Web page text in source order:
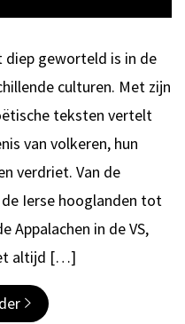
diep geworteld is in de
culturen. Met zijn
teksten vertelt
van volkeren, hun
verdriet. Van de
Ierse hooglanden tot
Appalachen in de VS,
altijd […]